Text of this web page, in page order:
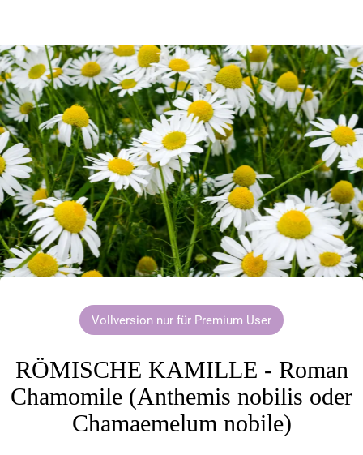
Vollversion nur für Premium User
RÖMISCHE KAMILLE - Roman
Chamomile (Anthemis nobilis oder
Chamaemelum nobile)